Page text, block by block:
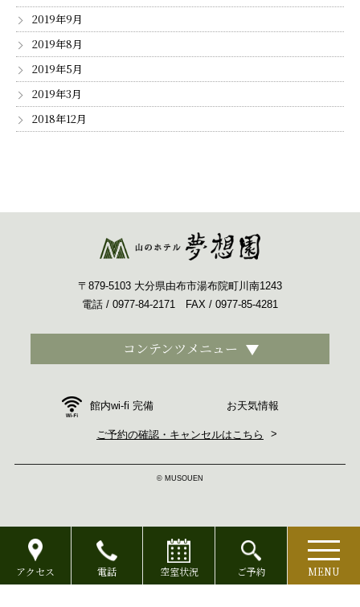
2019年9月
2019年8月
2019年5月
2019年3月
2018年12月
コンテンツメニュー
館内wi-fi 完備 お天気情報
ご予約の確認・キャンセルはこちら
〒879-5103 大分県由布市湯布院町川南1243
電話 / 0977-84-2171 FAX / 0977-85-4281
© MUSOUEN
アクセス 電話 空室状況 ご予約 MENU